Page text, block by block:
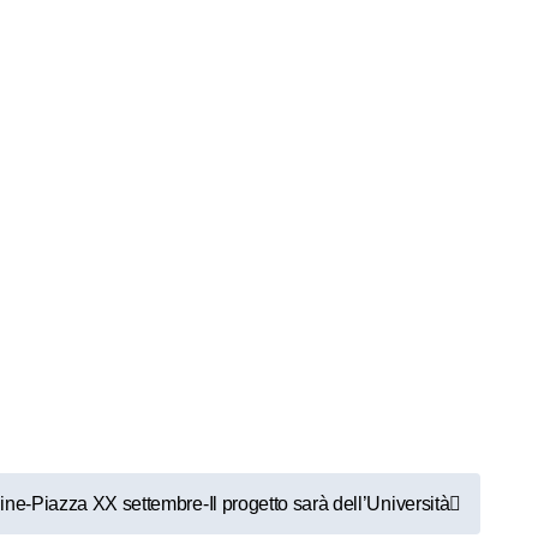
Piazza XX settembre-Il progetto sarà dell’Università